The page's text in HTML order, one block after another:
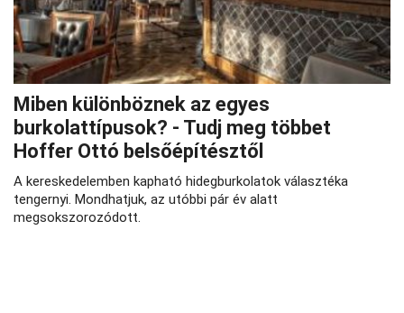
Miben különböznek az egyes
burkolattípusok? - Tudj meg többet
Hoffer Ottó belsőépítésztől
A kereskedelemben kapható hidegburkolatok választéka
tengernyi. Mondhatjuk, az utóbbi pár év alatt
megsokszorozódott.